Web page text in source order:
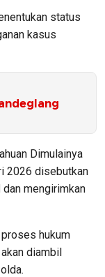
status
kasus
Dimulainya
2026 disebutkan
mengirimkan
hukum
diambil